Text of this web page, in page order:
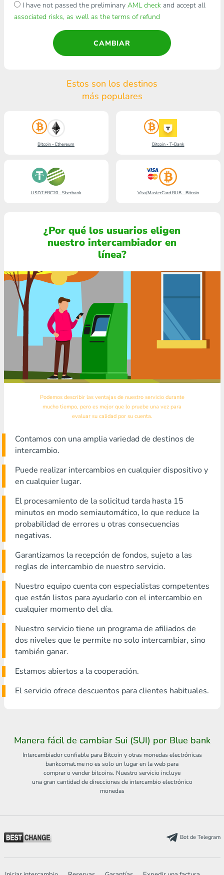
I have not passed the preliminary AML checkand accept all
associated risks, as well as the terms of refund
CAMBIAR
Estos son los destinos
más populares
Bitcoin - Ethereum Bitcoin - T-Bank
USDT ERC20 - Sberbank Visa/MasterCard RUB - Bitcoin
¿Por qué los usuarios eligen
nuestro intercambiador en
línea?
Podemos describir las ventajas de nuestro servicio durante
mucho tiempo, pero es mejor que lo pruebe una vez para
evaluar su calidad por su cuenta.
Contamos con una amplia variedad de destinos de
intercambio.
Puede realizar intercambios en cualquier dispositivo y
en cualquier lugar.
El procesamiento de la solicitud tarda hasta 15
minutos en modo semiautomático, lo que reduce la
probabilidad de errores u otras consecuencias
negativas.
Garantizamos la recepción de fondos, sujeto a las
reglas de intercambio de nuestro servicio.
Nuestro equipo cuenta con especialistas competentes
que están listos para ayudarlo con el intercambio en
cualquier momento del día.
Nuestro servicio tiene un programa de afiliados de
dos niveles que le permite no solo intercambiar, sino
también ganar.
Estamos abiertos a la cooperación.
El servicio ofrece descuentos para clientes habituales.
Manera fácil de cambiar Sui (SUI) por Blue bank
Intercambiador confiable para Bitcoin y otras monedas electrónicas
bankcomat.me no es solo un lugar en la web para
comprar o vender bitcoins. Nuestro servicio incluye
una gran cantidad de direcciones de intercambio electrónico
monedas
Bot de Telegram